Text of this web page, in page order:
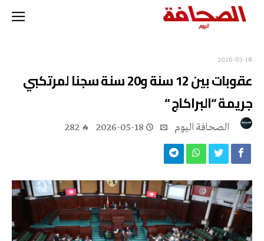
2026-05-18
عقوبات بين 12 سنة و20 سنة سجنا لمرتكبي
جريمة “البراكاج “
2026-05-18
282